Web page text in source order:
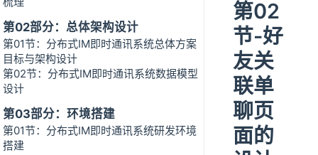
第02部分：总体架构设计
第01节：分布式IM即时通讯系统总体方案
目标与架构设计
第02节：分布式IM即时通讯系统数据模型
设计
第03部分：环境搭建
第01节：分布式IM即时通讯系统研发环境
搭建
第02
节-好
友关
联单
聊页
面的